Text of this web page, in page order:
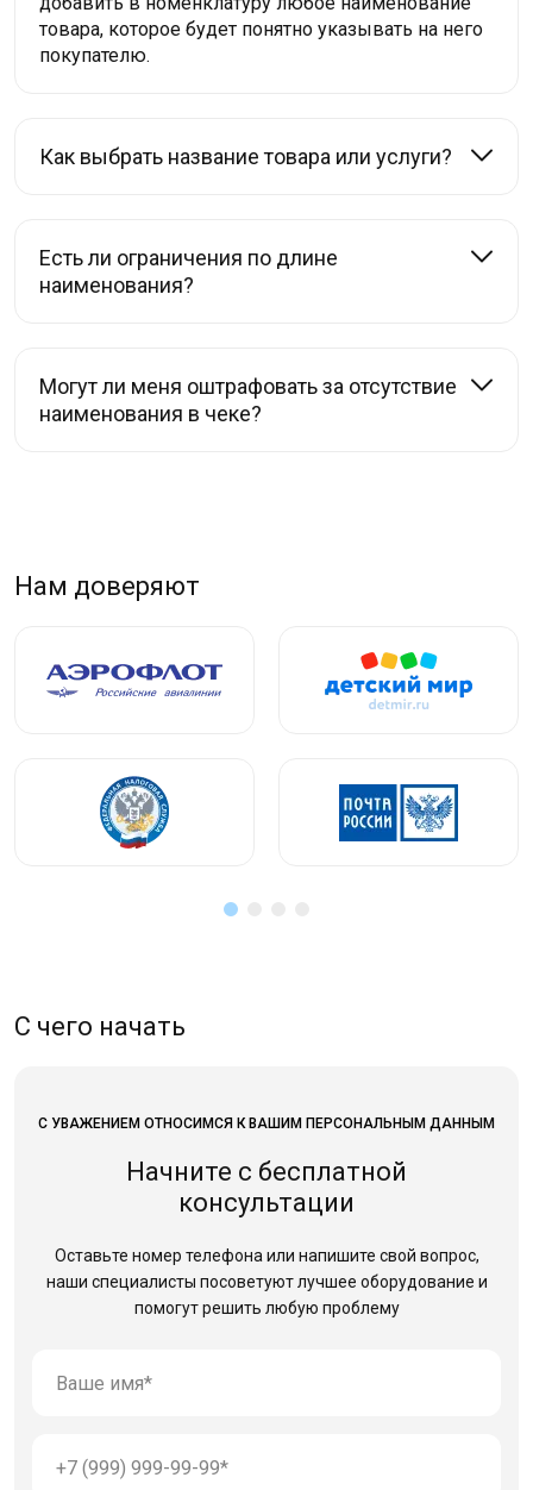
товара, которое будет понятно указывать на него
покупателю.
Как выбрать название товара или услуги?
Есть ли ограничения по длине
наименования?
Могут ли меня оштрафовать за отсутствие
наименования в чеке?
Нам доверяют
С чего начать
С УВАЖЕНИЕМ ОТНОСИМСЯ К ВАШИМ ПЕРСОНАЛЬНЫМ ДАННЫМ
Начните с бесплатной
консультации
Оставьте номер телефона или напишите свой вопрос,
наши специалисты посоветуют лучшее оборудование и
помогут решить любую проблему